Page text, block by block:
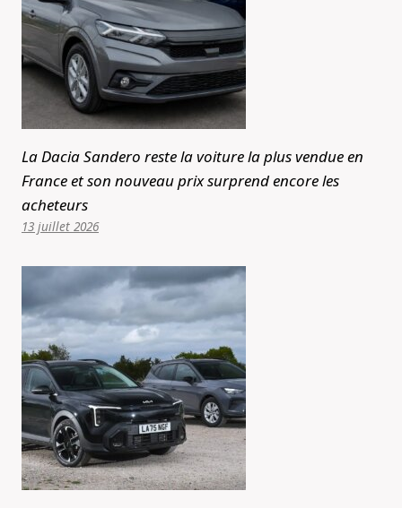
La Dacia Sandero reste la voiture la plus vendue en
France et son nouveau prix surprend encore les
acheteurs
13 juillet 2026